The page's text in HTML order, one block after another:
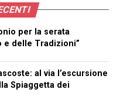
per la serata
e delle Tradizioni”
al via l’escursione
Spiaggetta dei